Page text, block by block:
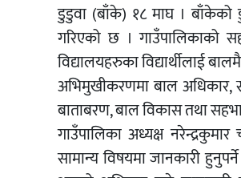
डुडुवा (बाँके) १८ माघ । बाँकेको
गरिएको छ । गाउँपालिकाको
विद्यालयहरुका विद्यार्थीलाई
अभिमुखीकरणमा बाल अधिकार,
बाताबरण, बाल विकास तथा
गाउँपालिका अध्यक्ष
सामान्य विषयमा जानकारी